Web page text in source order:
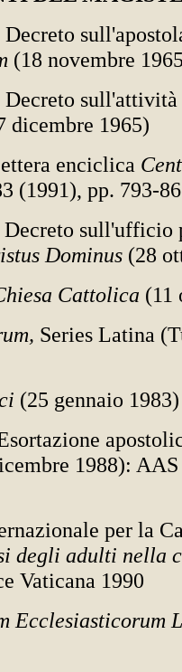
(18 novembre
dicembre 1965)
enciclica
(1991), pp. 793-
sull'ufficio
Dominus (28
Cattolica (11
Series Latina
(25 gennaio 1983)
1988):
per la
degli adulti nella
Vaticana 1990
Ecclesiasticorum